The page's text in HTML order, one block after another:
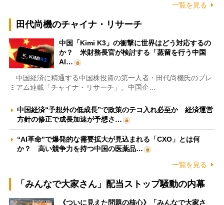
一覧を見る
田代尚機のチャイナ・リサーチ
中国「Kimi K3」の衝撃に世界はどう対応するの
か？ 米財務長官が検討する「蒸留を行う中国
AI…
中国経済に精通する中国株投資の第一人者・田代尚機氏のプレ
ミアム連載「チャイナ・リサーチ」。中国企…
中国経済“予想外の低成長”で政策のテコ入れ必至か 経済運営
方針の修正で成長加速が予想さ…
“AI革命”で爆発的な需要拡大が見込まれる「CXO」とは何
か？ 高い競争力を持つ中国の医薬品…
一覧を見る
「みんなで大家さん」配当ストップ騒動の内幕
《ついに見えた問題の核心》「みんなで大家さ